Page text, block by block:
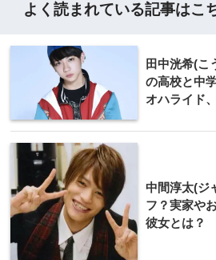
よく読まれている記事はこ
田中洸希(こ
の高校と中
オハライド
中間淳太(ジ
フ？実家や
彼女とは？